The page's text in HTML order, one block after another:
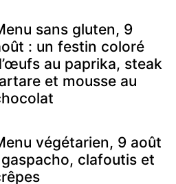
sans gluten, 9
: un festin coloré
au paprika, steak
et mousse au
végétarien, 9 août
clafoutis et